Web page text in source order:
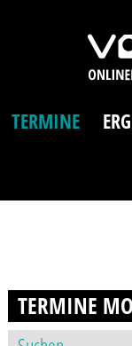
TERMINE
TERMINE